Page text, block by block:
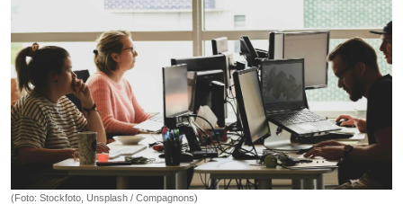
(Foto: Stockfoto, Unsplash / Compagnons)